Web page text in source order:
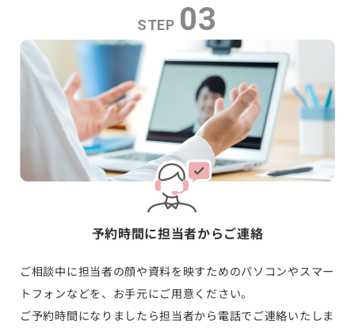
STEP 03
予約時間に担当者からご連絡
ご相談中に担当者の顔や資料を映すためのパソコンやスマー
トフォンなどを、お手元にご用意ください。
ご予約時間になりましたら担当者から電話でご連絡いたしま